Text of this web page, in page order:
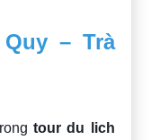
– Trà
tour du lich